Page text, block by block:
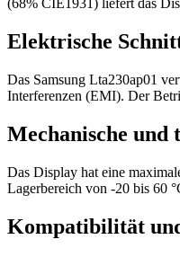
(68% CIE1931) liefert das
Elektrische
Das Samsung Lta230ap01
Interferenzen (EMI). Der
Mechanische und
Das Display hat eine
Lagerbereich von -20 bis 60
Kompatibilität